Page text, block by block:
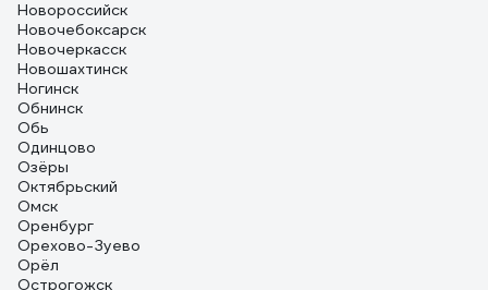
Новороссийск
Новочебоксарск
Новочеркасск
Новошахтинск
Ногинск
Обнинск
Обь
Одинцово
Озёры
Октябрьский
Омск
Оренбург
Орехово-Зуево
Орёл
Острогожск